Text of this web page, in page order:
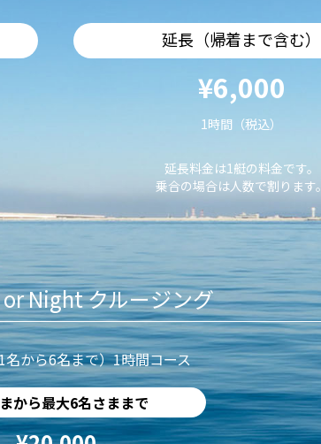
延長（帰着まで含む）
¥6,000
1時間（税込）
延長料金は1艇の料金です。
乗合の場合は人数で割ります。
Night クルージング
名から6名まで）1時間コース
から最大6名さままで